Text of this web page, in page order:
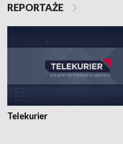
REPORTAŻE
Telekurier